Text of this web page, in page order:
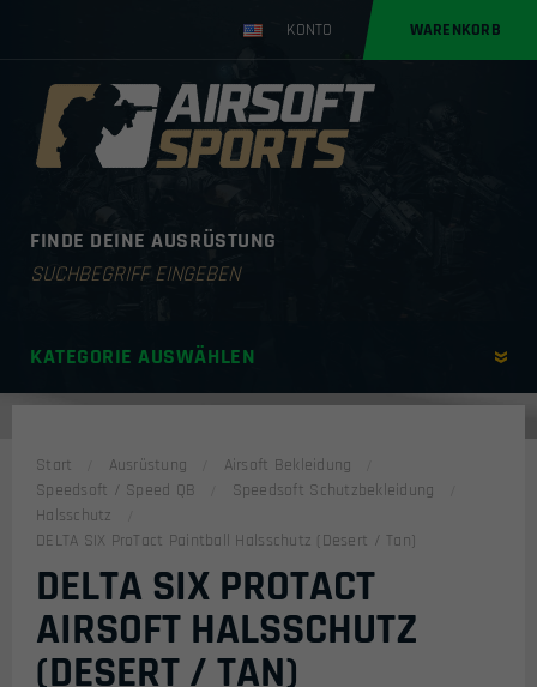
KONTO WARENKORB
FINDE DEINE AUSRÜSTUNG
Products
KATEGORIE AUSWÄHLEN
Start Ausrüstung
Airsoft Bekleidung
Speedsoft / Speed QB
Speedsoft Schutzbekleidung
Halsschutz
DELTA SIX ProTact Paintball Halsschutz (Desert / Tan)
DELTA SIX PROTACT
AIRSOFT HALSSCHUTZ
(DESERT / TAN)